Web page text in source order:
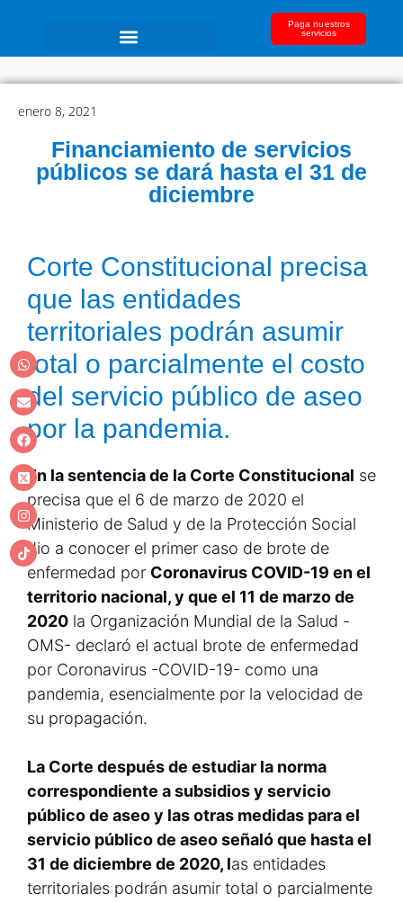
Paga nuestros
servicios
enero 8, 2021
Financiamiento de servicios
públicos se dará hasta el 31 de
diciembre
Corte Constitucional precisa
que las entidades
territoriales podrán asumir
total o parcialmente el costo
del servicio público de aseo
por la pandemia.
En la sentencia de la Corte Constitucional se
precisa que el 6 de marzo de 2020 el
Ministerio de Salud y de la Protección Social
dio a conocer el primer caso de brote de
enfermedad por Coronavirus COVID-19 en el
territorio nacional, y que el 11 de marzo de
2020 la Organización Mundial de la Salud -
OMS- declaró el actual brote de enfermedad
por Coronavirus -COVID-19- como una
pandemia, esencialmente por la velocidad de
su propagación.
La Corte después de estudiar la norma
correspondiente a subsidios y servicio
público de aseo y las otras medidas para el
servicio público de aseo señaló que hasta el
31 de diciembre de 2020, las entidades
territoriales podrán asumir total o parcialmente